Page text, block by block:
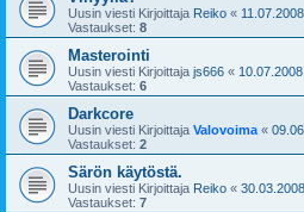
Uusin viesti Kirjoittaja Reiko «
Vastaukset: 8
Masterointi
Uusin viesti Kirjoittaja js666 «
Vastaukset: 6
Darkcore
Uusin viesti Kirjoittaja Valovoima «
Vastaukset: 2
Särön käytöstä.
Uusin viesti Kirjoittaja Reiko «
Vastaukset: 7